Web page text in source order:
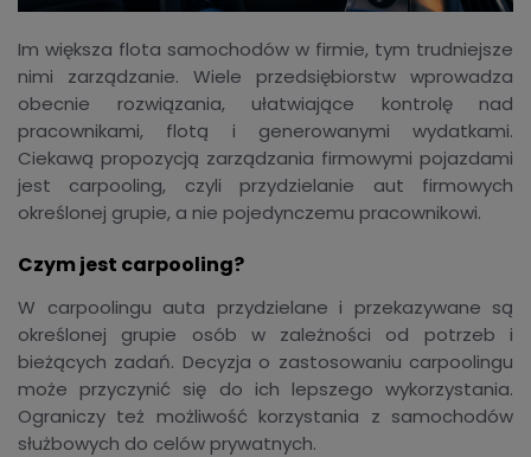
Im większa flota samochodów w firmie, tym trudniejsze
nimi zarządzanie. Wiele przedsiębiorstw wprowadza
obecnie rozwiązania, ułatwiające kontrolę nad
pracownikami, flotą i generowanymi wydatkami.
Ciekawą propozycją zarządzania firmowymi pojazdami
jest carpooling, czyli przydzielanie aut firmowych
określonej grupie, a nie pojedynczemu pracownikowi.
Czym jest carpooling?
W carpoolingu auta przydzielane i przekazywane są
określonej grupie osób w zależności od potrzeb i
bieżących zadań. Decyzja o zastosowaniu carpoolingu
może przyczynić się do ich lepszego wykorzystania.
Ograniczy też możliwość korzystania z samochodów
służbowych do celów prywatnych.